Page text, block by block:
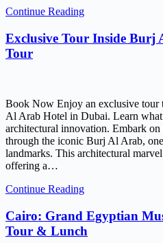
Continue Reading
Exclusive Tour Inside Burj
Tour
Book Now Enjoy an exclusive tour
Al Arab Hotel in Dubai. Learn
architectural innovation. Embark
through the iconic Burj Al Arab,
landmarks. This architectural
offering a…
Continue Reading
Cairo: Grand Egyptian
Tour & Lunch